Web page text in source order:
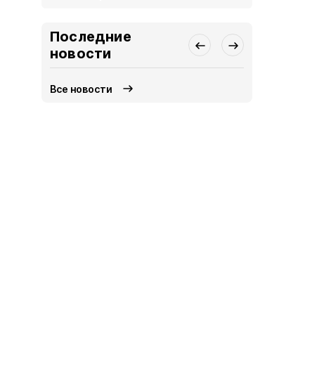
Последние
новости
Все новости